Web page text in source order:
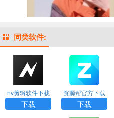
同类软件:
nv剪辑软件下载
安装
下载
资源帮官方下载
下载